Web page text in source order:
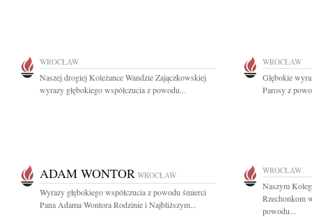
WROCŁAW
Naszej drogiej Koleżance Wandzie Zajączkowskiej
wyrazy głębokiego współczucia z powodu...
WROCŁAW
Głębokie
Parosy z
ADAM WONTOR WROCŁAW
Wyrazy głębokiego współczucia z powodu śmierci
Pana Adama Wontora Rodzinie i Najbliższym...
WROCŁAW
Naszym
Rzechonkom
powodu...